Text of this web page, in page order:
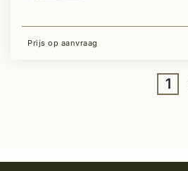
Prijs op aanvraag
1